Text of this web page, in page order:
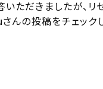
ただきましたが、
んの投稿をチェック